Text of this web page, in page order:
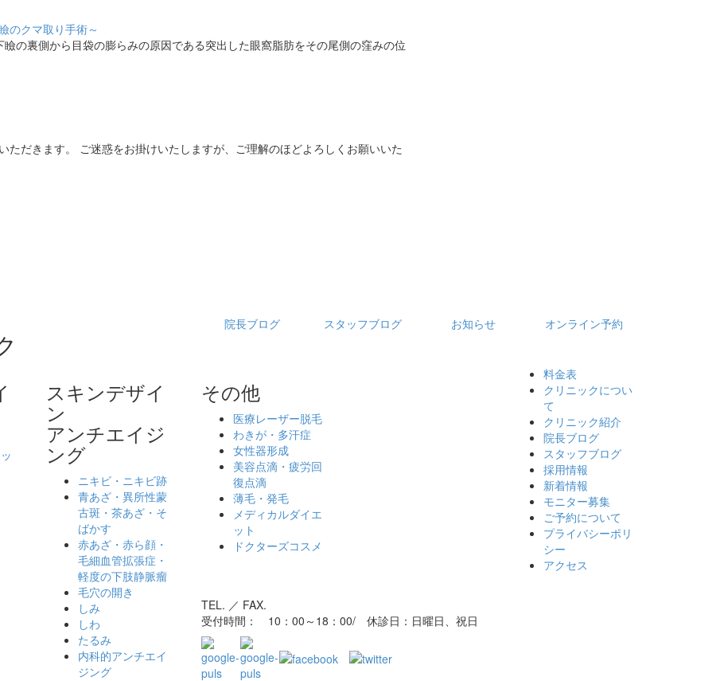
のクマ取り手術～
の裏側から目袋の膨らみの原因である突出した眼窩脂肪をその尾側の窪みの位
だきます。 ご迷惑をお掛けいたしますが、ご理解のほどよろしくお願いいた
院長ブログ スタッフブログ お知らせ オンライン予約
スキンデザイ
ン
アンチエイジ
ング
ニキビ・ニキビ跡
青あざ・異所性蒙
古斑・茶あざ・そ
ばかす
赤あざ・赤ら顔・
毛細血管拡張症・
軽度の下肢静脈瘤
毛穴の開き
しみ
しわ
たるみ
内科的アンチエイ
ジング
その他
医療レーザー脱毛
わきが・多汗症
女性器形成
美容点滴・疲労回
復点滴
薄毛・発毛
メディカルダイエ
ット
ドクターズコスメ
料金表
クリニックについ
て
クリニック紹介
院長ブログ
スタッフブログ
採用情報
新着情報
モニター募集
ご予約について
プライバシーポリ
シー
アクセス
TEL. ／ FAX.
受付時間： 10：00～18：00/ 休診日：日曜日、祝日